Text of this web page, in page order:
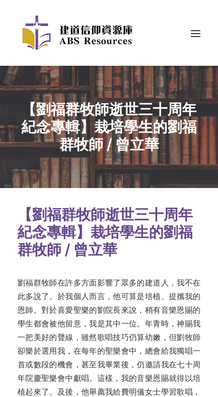
【劉福群牧師逝世三十周年
紀念專輯】栽培學生的劉福
群牧師 / 曾立華
【劉福群牧師逝世三十周年
紀念專輯】栽培學生的劉福
群牧師 / 曾立華
劉福群牧師在許多方面影響了眾多的建道人，我不在
此多說了。於我個人而言，他可算是培植、提攜我的
恩師。對於喜愛聖樂的劉院長來說，稍有音樂恩賜的
學生都會被他留意，我是其中一位。年青時，神賜我
一把美好的聲線，雖然歌唱技巧仍算幼嫩，但劉牧師
卻樂於選用我，在每年的聖樂會中，總會給我獨唱一
首或數段的機會，甚至我畢業後，仍邀請我在七十周
年院慶聖樂會中獻唱。這樣，我的音樂恩賜就得以培
植起來了。及後，他舉薦我給費明儀女士學習歌唱，